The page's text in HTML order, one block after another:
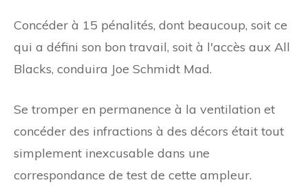
Concéder à 15 pénalités, dont beaucoup, soit ce
qui a défini son bon travail, soit à l'accès aux All
Blacks, conduira Joe Schmidt Mad.
Se tromper en permanence à la ventilation et
concéder des infractions à des décors était tout
simplement inexcusable dans une
correspondance de test de cette ampleur.